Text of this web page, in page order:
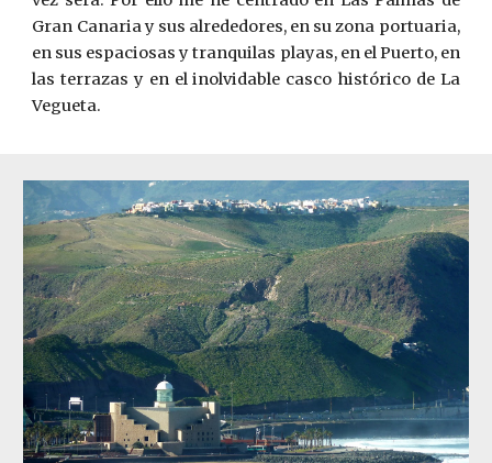
Gran Canaria y sus alrededores, en su zona portuaria,
en sus espaciosas y tranquilas playas, en el Puerto, en
las terrazas y en el inolvidable casco histórico de La
Vegueta.